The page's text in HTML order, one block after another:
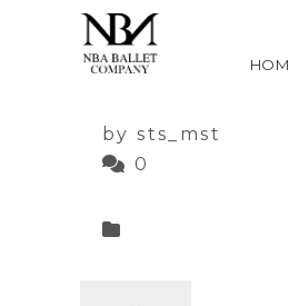
海賊
2021.05.12
by sts_mst
0